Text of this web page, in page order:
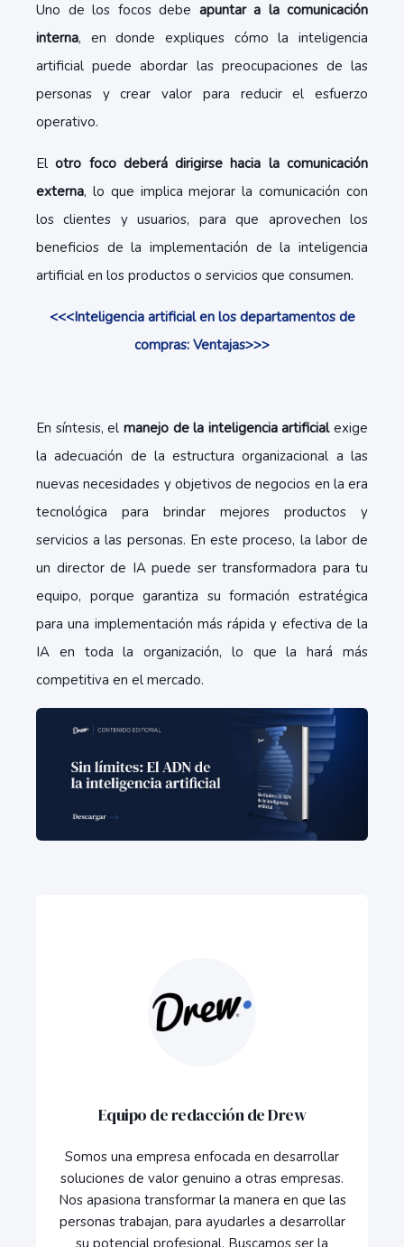
Uno de los focos debe apuntar a la comunicación
interna, en donde expliques cómo la inteligencia
artificial puede abordar las preocupaciones de las
personas y crear valor para reducir el esfuerzo
operativo.
Elotro foco deberá dirigirse hacia la comunicación
externa, lo que implica mejorar la comunicación con
los clientes y usuarios, para que aprovechen los
beneficios de la implementación de la inteligencia
artificial en los productos o servicios que consumen.
<<<Inteligencia artificial en los departamentos de
compras: Ventajas>>>
En síntesis, el manejo de la inteligencia artificial exige
la adecuación de la estructura organizacional a las
nuevas necesidades y objetivos de negocios en la era
tecnológica para brindar mejores productos y
servicios a las personas. En este proceso, la labor de
un director de IA puede ser transformadora para tu
equipo, porque garantiza su formación estratégica
para una implementación más rápida y efectiva de la
IA en toda la organización, lo que la hará más
competitiva en el mercado.
Equipo de redacción de Drew
Somos una empresa enfocada en desarrollar
soluciones de valor genuino a otras empresas.
Nos apasiona transformar la manera en que las
personas trabajan, para ayudarles a desarrollar
su potencial profesional. Buscamos ser la